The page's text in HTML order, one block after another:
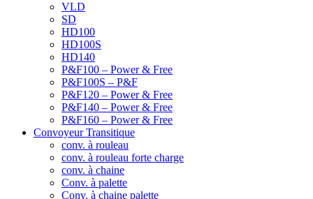
VLD
SD
HD100
HD100S
HD140
P&F100 – Power & Free
P&F100S – P&F
P&F120 – Power & Free
P&F140 – Power & Free
P&F160 – Power & Free
Convoyeur Transitique
conv. à rouleau
conv. à rouleau forte charge
conv. à chaine
Conv. à palette
Conv. à chaine palette